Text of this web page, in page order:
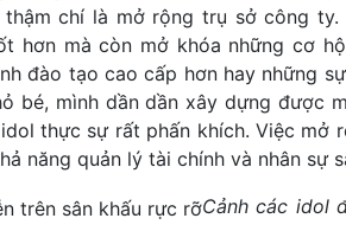
chí là mở rộng trụ sở công ty.
hơn mà còn mở khóa những cơ
đào tạo cao cấp hơn hay những
bé, mình dần dần xây dựng được
thực sự rất phấn khích. Việc mở
năng quản lý tài chính và nhân sự
Cảnh các idol